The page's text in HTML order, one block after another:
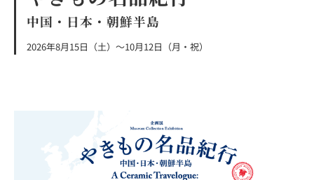
中国・日本・朝鮮半島
2026年8月15日（土）～10月12日（月・祝）